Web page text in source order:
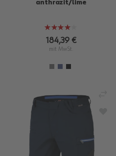
anthrazit/lime
Bewertung:
80%
184,39 €
mit MwSt.
ZUR WUNSCHLISTE HINZUFÜGEN